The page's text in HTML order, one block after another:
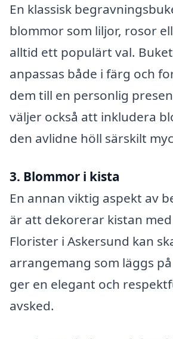
En klassisk
blommor som liljor, rosor
alltid ett populärt val.
anpassas både i färg och
dem till en personlig
väljer också att inkludera
den avlidne höll särskilt
3. Blommor i kista
En annan viktig aspekt av
är att dekorerar kistan
Florister i Askersund kan
arrangemang som läggs
ger en elegant och
avsked.